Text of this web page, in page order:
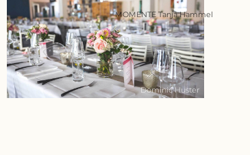
MOMENTE Tanja Hammel
Dominic Huster